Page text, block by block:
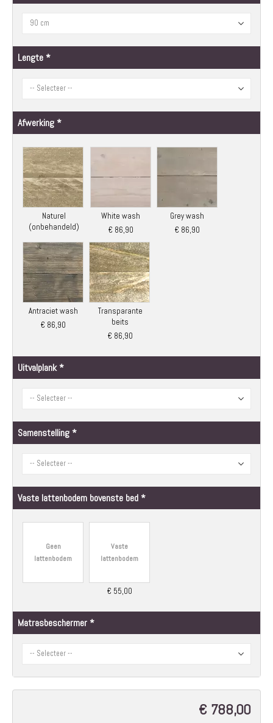
Lengte
Afwerking
Naturel
(onbehandeld)
White wash
€ 86,90
Grey wash
€ 86,90
Antraciet wash
€ 86,90
Transparante
beits
€ 86,90
Uitvalplank
Samenstelling
Vaste lattenbodem bovenste bed
Geen
lattenbodem
Vaste
lattenbodem
€ 55,00
Matrasbeschermer
€ 788,00